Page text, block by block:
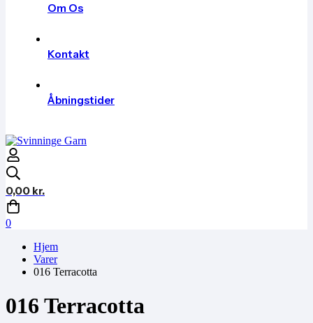
Om Os
Kontakt
Åbningstider
0,00 kr.
0
Hjem
Varer
016 Terracotta
016 Terracotta